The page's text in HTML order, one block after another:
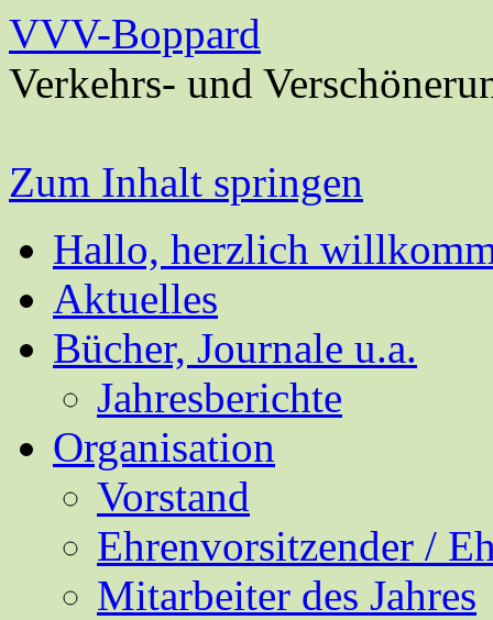
VVV-Boppard
Verkehrs- und
Zum Inhalt springen
Hallo, herzlich
Aktuelles
Bücher, Journale u.a.
Jahresberichte
Organisation
Vorstand
Ehrenvorsitzender /
Mitarbeiter des Jahres